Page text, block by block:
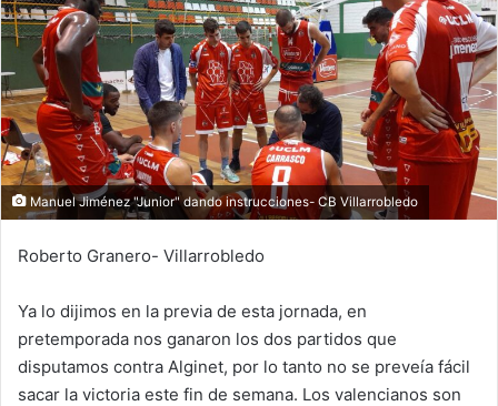
Manuel Jiménez "Junior" dando instrucciones- CB Villarrobledo
Roberto Granero- Villarrobledo
Ya lo dijimos en la previa de esta jornada, en
pretemporada nos ganaron los dos partidos que
disputamos contra Alginet, por lo tanto no se preveía fácil
sacar la victoria este fin de semana. Los valencianos son